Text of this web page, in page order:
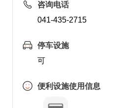
咨询电话
041-435-2715
停车设施
可
便利设施使用信息